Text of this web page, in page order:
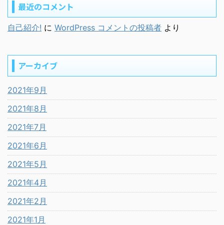
最近のコメント
自己紹介! に WordPress コメントの投稿者 より
アーカイブ
2021年9月
2021年8月
2021年7月
2021年6月
2021年5月
2021年4月
2021年2月
2021年1月